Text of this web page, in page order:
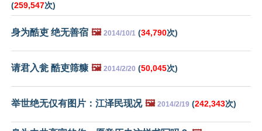
(259,547次)
身为酷吏 绝无善宿 🖼️ 2014/10/1 (34,790次)
请君入瓮 酷吏筛糠 🖼️ 2014/2/20 (50,045次)
举世绝无仅有图片：江泽民现况 🖼️ 2014/2/19 (242,343次)